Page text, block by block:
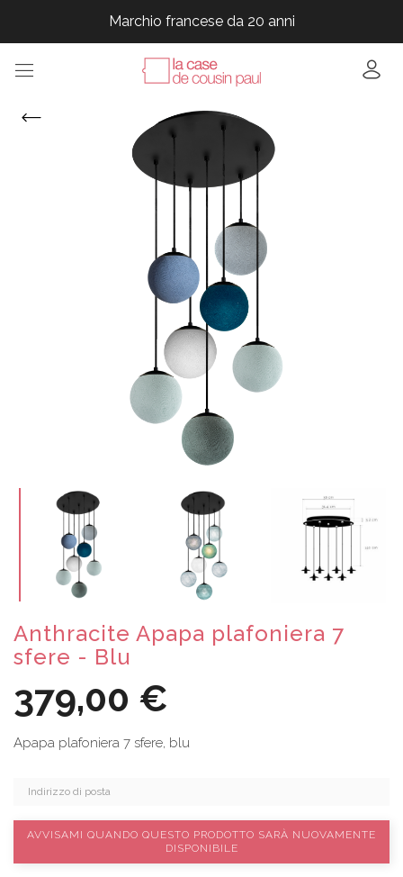
Marchio francese da 20 anni
Marchio francese da 20 anni
Marchio francese da 20 anni
Anthracite Apapa plafoniera 7
sfere - Blu
379,00 €
Apapa plafoniera 7 sfere, blu
AVVISAMI QUANDO QUESTO PRODOTTO SARÀ NUOVAMENTE
DISPONIBILE